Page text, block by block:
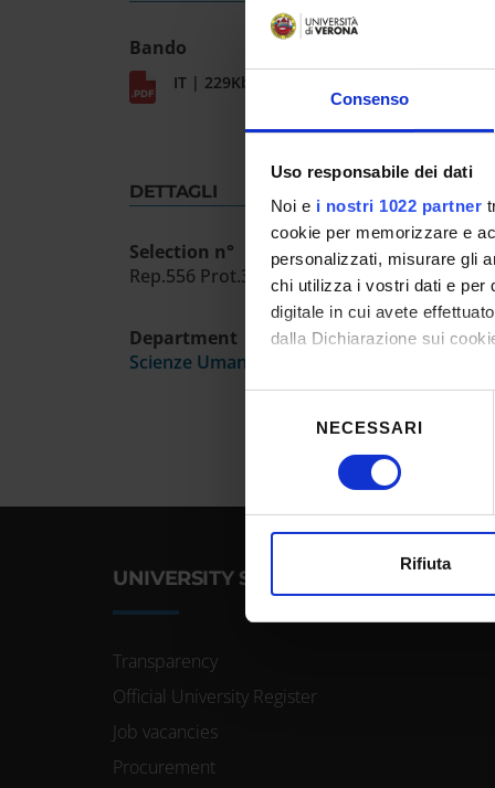
Consenso
Uso responsabile dei dati
Noi e i nostri 1022 partner
cookie per memorizzare e
personalizzati, misurare gli
chi utilizza i vostri dati e per
digitale in cui avete
dalla Dichiarazione sui
Con il tuo consenso,
raccogliere
Approfondisci come
Utilizziamo i cookie per
NECESSARI
Rifiuta
Bando
IT | 229Kb
DETTAGLI
Selection n°
Rep.556 Prot.39522-27/1/22
Department
Scienze Umane
UNIVERSITY SERVICES
Transparency
Official University Register
Job vacancies
Procurement